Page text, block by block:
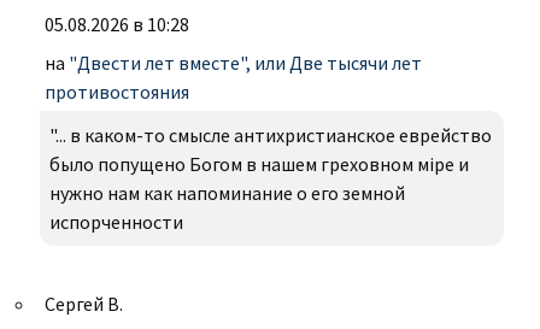
05.08.2026 в 10:28
на "Двести лет вместе", или Две тысячи лет
противостояния
"... в каком-то смысле антихристианское еврейство
было попущено Богом в нашем греховном міре и
нужно нам как напоминание о его земной
испорченности
Сергей В.